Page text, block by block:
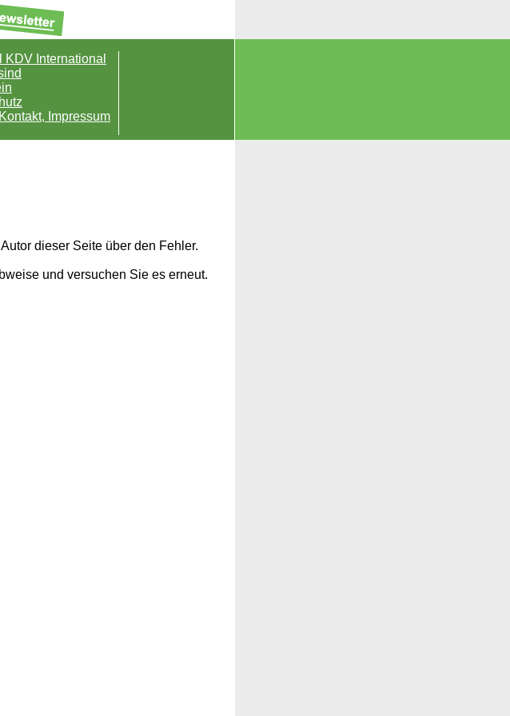
KDV International
Impressum
dieser Seite über den Fehler.
und versuchen Sie es erneut.